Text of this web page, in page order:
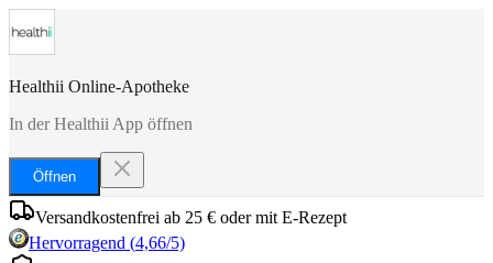
Healthii Online-Apotheke
In der Healthii App öffnen
Öffnen
Versandkostenfrei ab 25 € oder mit E-Rezept
Hervorragend (4,66/5)